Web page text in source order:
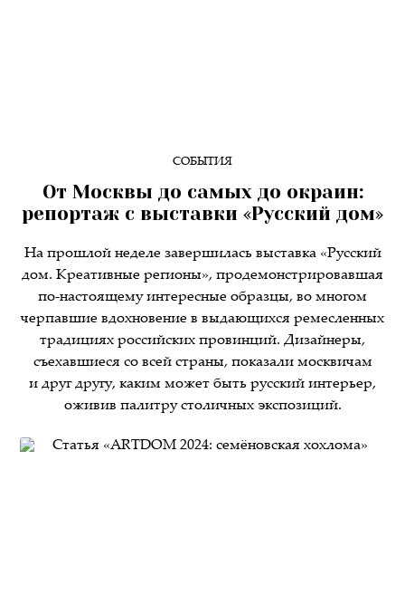
СОБЫТИЯ
От Москвы до самых до окраин:
репортаж с выставки «Русский дом»
На прошлой неделе завершилась выставка «Русский
дом. Креативные регионы», продемонстрировавшая
по-настоящему интересные образцы, во многом
черпавшие вдохновение в выдающихся ремесленных
традициях российских провинций. Дизайнеры,
съехавшиеся со всей страны, показали москвичам
и друг другу, каким может быть русский интерьер,
оживив палитру столичных экспозиций.